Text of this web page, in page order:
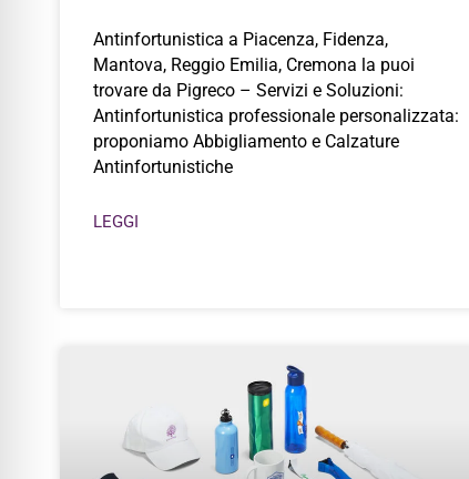
Antinfortunistica a Piacenza, Fidenza,
Mantova, Reggio Emilia, Cremona la puoi
trovare da Pigreco – Servizi e Soluzioni:
Antinfortunistica professionale personalizzata:
proponiamo Abbigliamento e Calzature
Antinfortunistiche
LEGGI